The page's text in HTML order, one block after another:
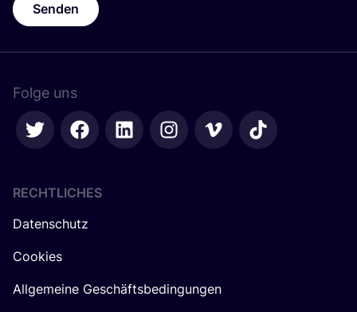
Senden
Folge uns
RECHTLICHES
Datenschutz
Cookies
Allgemeine Geschäftsbedingungen